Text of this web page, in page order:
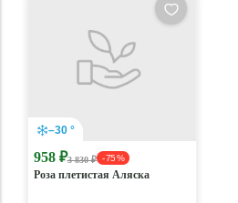
–30 °
958 ₽3 830 ₽ - 75 %
Роза плетистая Аляска